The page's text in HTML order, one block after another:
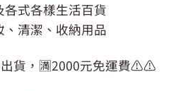
式各樣生活百貨
清潔、收納用品
貨，🈵2000元免運費⚠️⚠️